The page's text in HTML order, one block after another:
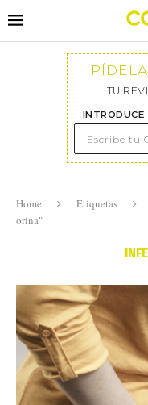
TU
INTRODUCE
Home Etiquetas
orina"